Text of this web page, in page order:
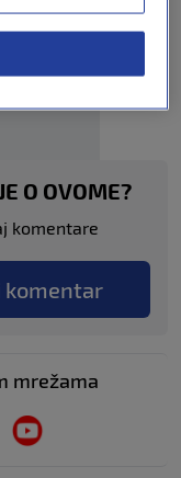
O OVOME?
komentare
komentar
mrežama